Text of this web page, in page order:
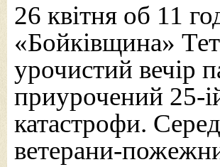
26 квітня об 11
«Бойківщина»
урочистий вечір
приурочений 25-
катастрофи.
ветерани-